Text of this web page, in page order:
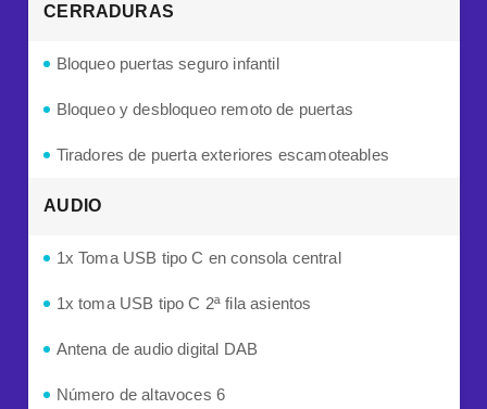
CERRADURAS
Bloqueo puertas seguro infantil
Bloqueo y desbloqueo remoto de puertas
Tiradores de puerta exteriores escamoteables
AUDIO
1x Toma USB tipo C en consola central
1x toma USB tipo C 2ª fila asientos
Antena de audio digital DAB
Número de altavoces 6